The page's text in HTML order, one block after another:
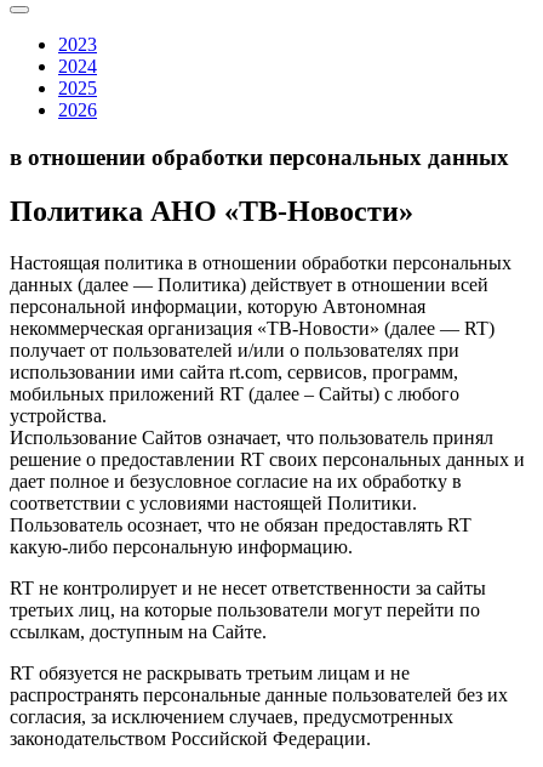
2023
2024
2025
2026
в отношении обработки персональных данных
Политика АНО «ТВ-Новости»
Настоящая политика в отношении обработки персональных
данных (далее — Политика) действует в отношении всей
персональной информации, которую Автономная
некоммерческая организация «ТВ-Новости» (далее — RT)
получает от пользователей и/или о пользователях при
использовании ими сайта rt.com, сервисов, программ,
мобильных приложений RT (далее – Сайты) с любого
устройства.
Использование Сайтов означает, что пользователь принял
решение о предоставлении RT своих персональных данных и
дает полное и безусловное согласие на их обработку в
соответствии с условиями настоящей Политики.
Пользователь осознает, что не обязан предоставлять RT
какую-либо персональную информацию.
RT не контролирует и не несет ответственности за сайты
третьих лиц, на которые пользователи могут перейти по
ссылкам, доступным на Сайте.
RT обязуется не раскрывать третьим лицам и не
распространять персональные данные пользователей без их
согласия, за исключением случаев, предусмотренных
законодательством Российской Федерации.